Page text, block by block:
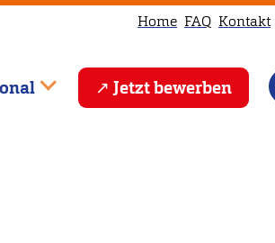
Home FAQ Kontakt
Jetzt bewerben